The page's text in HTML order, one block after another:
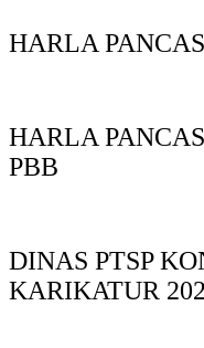
HARLA
HARLA
PBB
DINAS PTSP
KARIKATUR